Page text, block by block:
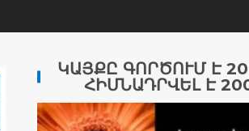
ԿԱՅՔԸ ԳՈՐԾՈՒՄ Է
ՀԻՄՆԱԴՐՎԵԼ Է